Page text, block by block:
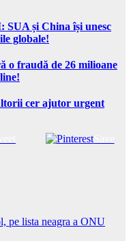
și China își unesc
globale!
o fraudă de 26 milioane
cer ajutor urgent
Save
pe lista neagra a ONU